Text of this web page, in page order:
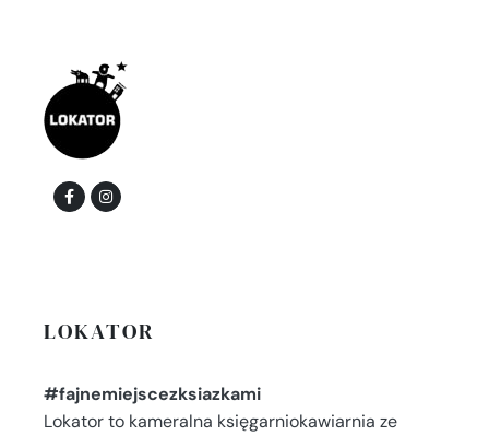
LOKATOR
#fajnemiejscezksiazkami
Lokator to kameralna księgarniokawiarnia ze